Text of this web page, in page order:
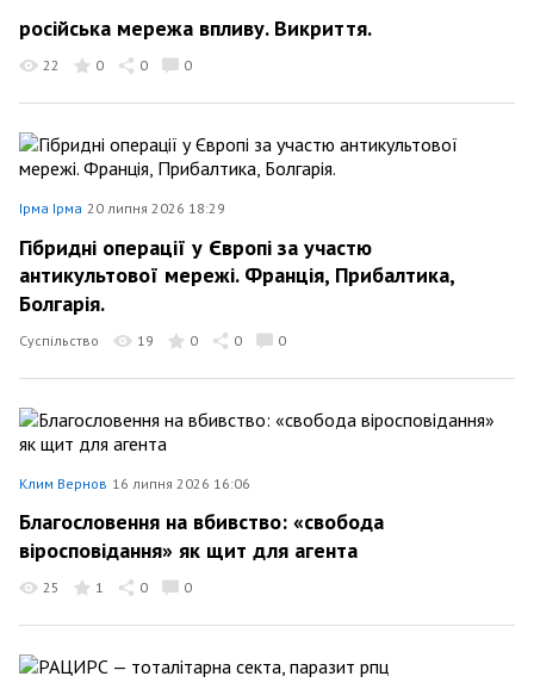
російська мережа впливу. Викриття.
22 0 0 0
Ірма Ірма 20 липня 2026 18:29
Гібридні операції у Європі за участю
антикультової мережі. Франція, Прибалтика,
Болгарія.
Суспільство 19 0 0 0
Клим Вернов 16 липня 2026 16:06
Благословення на вбивство: «свобода
віросповідання» як щит для агента
25 1 0 0